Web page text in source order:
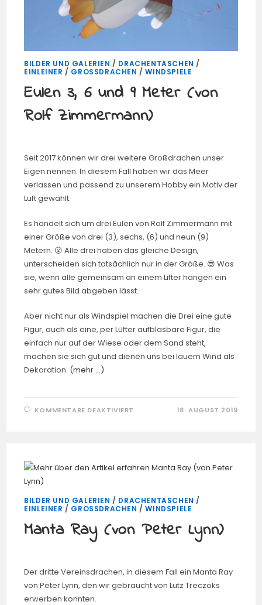
BILDER UND GALERIEN / DRACHENTASCHEN /
EINLEINER / GROSSDRACHEN /WINDSPIELE
Eulen 3, 6 und 9 Meter (von
Rolf Zimmermann)
Seit 2017 können wir drei weitere Großdrachen unser
Eigen nennen. In diesem Fall haben wir das Meer
verlassen und passend zu unserem Hobby ein Motiv der
Luft gewählt.
Es handelt sich um drei Eulen von Rolf Zimmermann mit
einer Größe von drei (3), sechs, (6) und neun (9)
Metern. 😮 Alle drei haben das gleiche Design,
unterscheiden sich tatsächlich nur in der Größe. 😎 Was
sie, wenn alle gemeinsam an einem Lifter hängen ein
sehr gutes Bild abgeben lässt.
Aber nicht nur als Windspiel machen die Drei eine gute
Figur, auch als eine, per Lüfter aufblasbare Figur, die
einfach nur auf der Wiese oder dem Sand steht,
machen sie sich gut und dienen uns bei lauem Wind als
Dekoration. (mehr …)
KOMMENTARE DEAKTIVIERT
(VON
ROLF
18. AUGUST 2019
BILDER UND GALERIEN / DRACHENTASCHEN /
EINLEINER / GROSSDRACHEN /WINDSPIELE
Manta Ray (von Peter Lynn)
Der dritte Vereinsdrachen, in diesem Fall ein Manta Ray
von Peter Lynn, den wir gebraucht von Lutz Treczoks
erwerben konnten.